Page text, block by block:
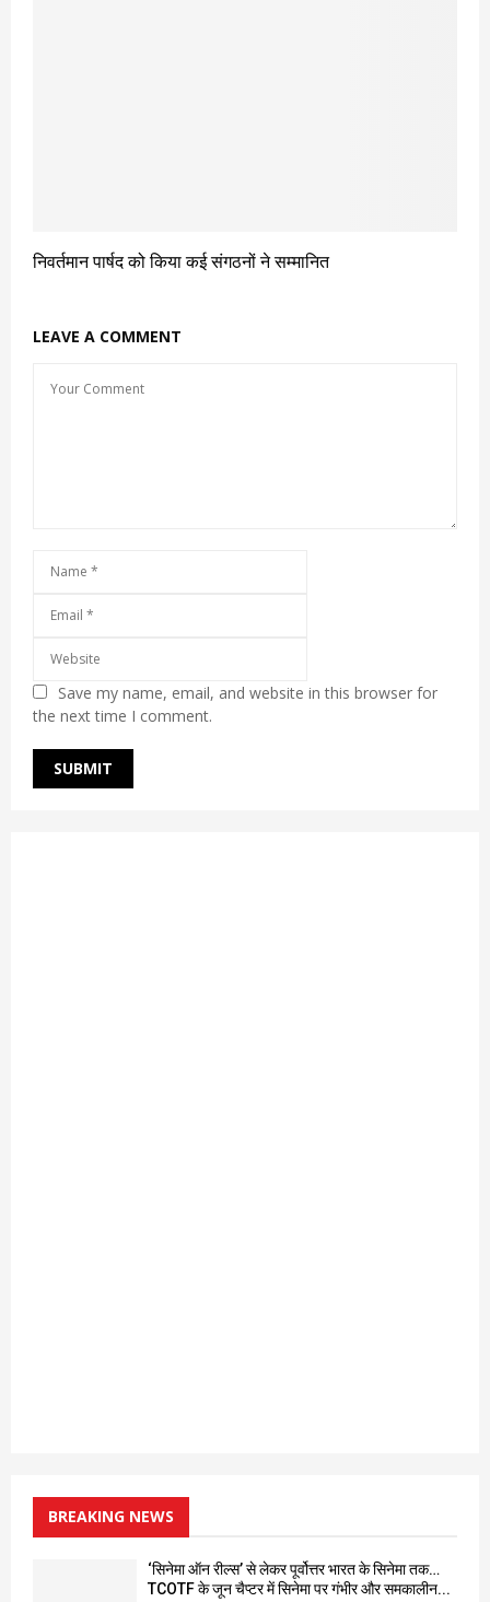
निवर्तमान पार्षद को किया कई संगठनों ने सम्मानित
LEAVE A COMMENT
Save my name, email, and website in this browser for
the next time I comment.
BREAKING NEWS
‘सिनेमा ऑन रील्स’ से लेकर पूर्वोत्तर भारत के सिनेमा तक…
TCOTF के जून चैप्टर में सिनेमा पर गंभीर और समकालीन...